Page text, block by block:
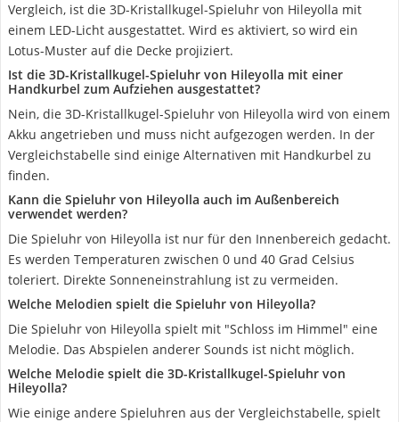
Vergleich, ist die 3D-Kristallkugel-Spieluhr von Hileyolla mit
einem LED-Licht ausgestattet. Wird es aktiviert, so wird ein
Lotus-Muster auf die Decke projiziert.
Ist die 3D-Kristallkugel-Spieluhr von Hileyolla mit einer
Handkurbel zum Aufziehen ausgestattet?
Nein, die 3D-Kristallkugel-Spieluhr von Hileyolla wird von einem
Akku angetrieben und muss nicht aufgezogen werden. In der
Vergleichstabelle sind einige Alternativen mit Handkurbel zu
finden.
Kann die Spieluhr von Hileyolla auch im Außenbereich
verwendet werden?
Die Spieluhr von Hileyolla ist nur für den Innenbereich gedacht.
Es werden Temperaturen zwischen 0 und 40 Grad Celsius
toleriert. Direkte Sonneneinstrahlung ist zu vermeiden.
Welche Melodien spielt die Spieluhr von Hileyolla?
Die Spieluhr von Hileyolla spielt mit "Schloss im Himmel" eine
Melodie. Das Abspielen anderer Sounds ist nicht möglich.
Welche Melodie spielt die 3D-Kristallkugel-Spieluhr von
Hileyolla?
Wie einige andere Spieluhren aus der Vergleichstabelle, spielt